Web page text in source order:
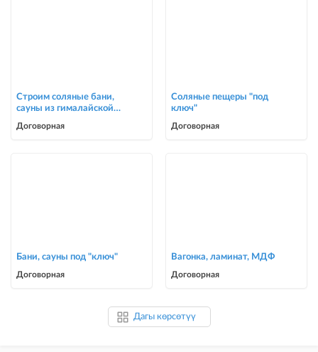
Строим соляные бани,
сауны из гималайской
Договорная
Соляные пещеры "под
ключ"
Договорная
Бани, сауны под "ключ"
Договорная
Вагонка, ламинат, МДФ
Договорная
Дагы көрсөтүү